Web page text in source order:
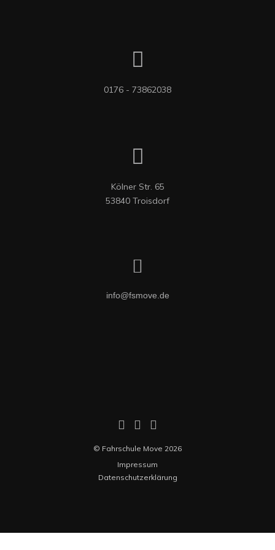
0176 - 73862038
Kölner Str. 65
53840 Troisdorf
info@fsmove.de
© Fahrschule Move 2026
Impressum
Datenschutzerklärung